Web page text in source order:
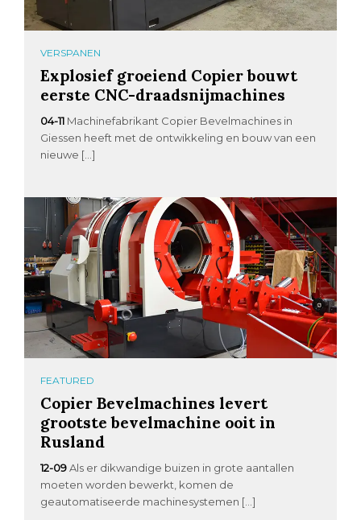
VERSPANEN
Explosief groeiend Copier bouwt
eerste CNC-draadsnijmachines
04-11 Machinefabrikant Copier Bevelmachines in
Giessen heeft met de ontwikkeling en bouw van een
nieuwe […]
FEATURED
Copier Bevelmachines levert
grootste bevelmachine ooit in
Rusland
12-09 Als er dikwandige buizen in grote aantallen
moeten worden bewerkt, komen de
geautomatiseerde machinesystemen […]